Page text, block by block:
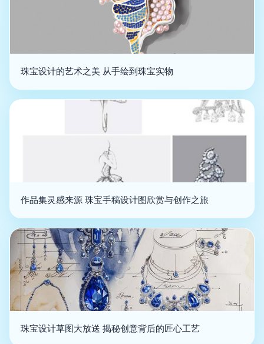
珠宝设计的艺术之美 从手绘到珠宝实物
作品集灵感来源 珠宝手稿设计图欣赏与创作之旅
珠宝设计草图大放送 揭秘创意背后的匠心工艺